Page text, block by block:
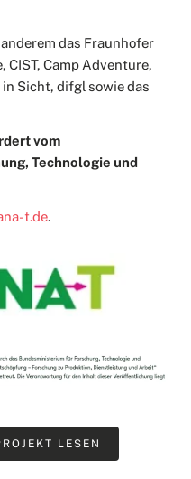
das Fraunhofer
CIST, Camp Adventure,
Sicht, difgl sowie das
vom
Technologie und
t.de.
LESEN